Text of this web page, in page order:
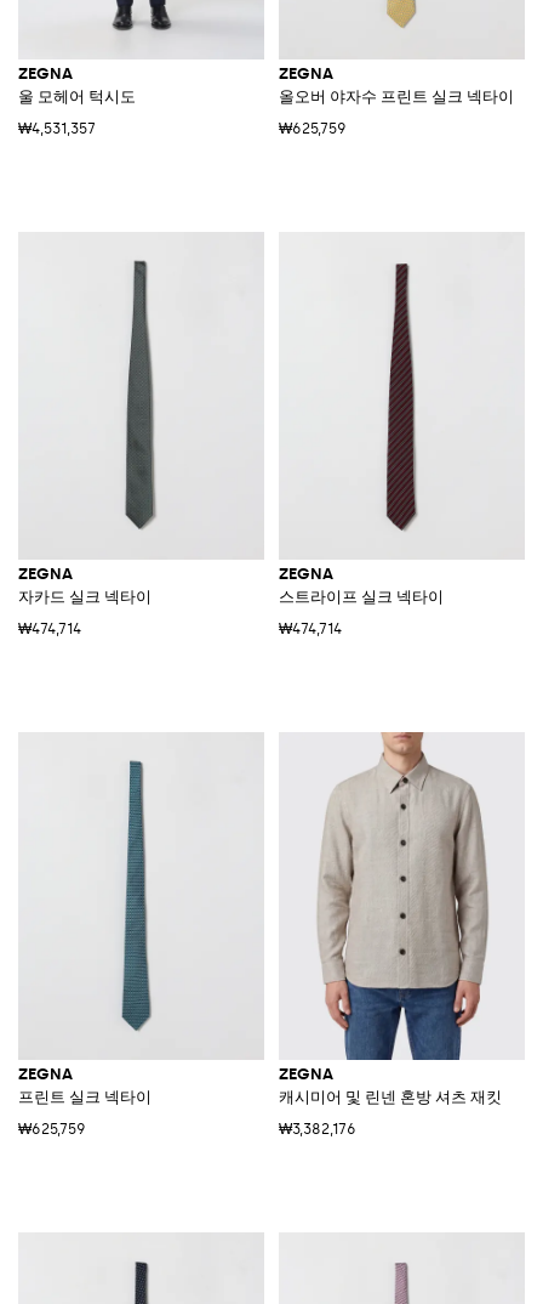
ZEGNA
울 모헤어 턱시도
₩4,531,357
ZEGNA
올오버 야자수 프린트 실크 넥타이
₩625,759
ZEGNA
자카드 실크 넥타이
₩474,714
ZEGNA
스트라이프 실크 넥타이
₩474,714
ZEGNA
프린트 실크 넥타이
₩625,759
ZEGNA
캐시미어 및 린넨 혼방 셔츠 재킷
₩3,382,176